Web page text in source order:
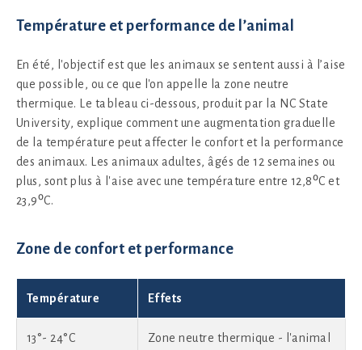
Température et performance de l’animal
En été, l'objectif est que les animaux se sentent aussi à l’aise
que possible, ou ce que l'on appelle la zone neutre
thermique. Le tableau ci-dessous, produit par la NC State
University, explique comment une augmentation graduelle
de la température peut affecter le confort et la performance
des animaux. Les animaux adultes, âgés de 12 semaines ou
plus, sont plus à l'aise avec une température entre 12,8⁰C et
23,9⁰C.
Zone de confort et performance
Température Effets
13°- 24°C
Zone neutre thermique - l'animal